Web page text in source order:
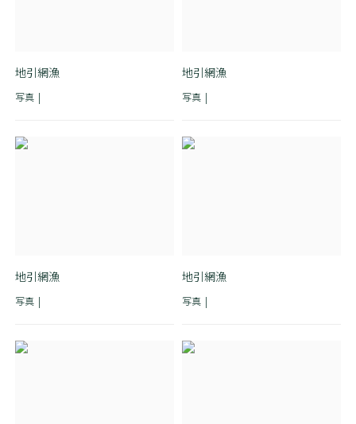
地引網漁
写真
地引網漁
写真
地引網漁
写真
地引網漁
写真